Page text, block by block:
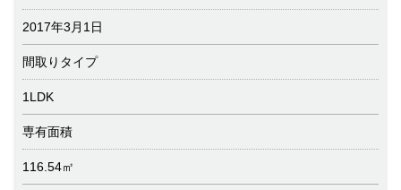
2017年3月1日
間取りタイプ
1LDK
専有面積
116.54㎡